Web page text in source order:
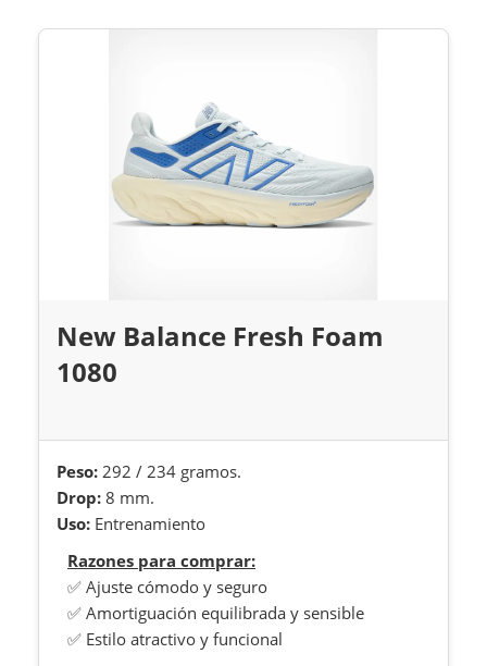
New Balance Fresh Foam
1080
Peso: 292 / 234 gramos.
Drop: 8 mm.
Uso: Entrenamiento
Razones para comprar:
✅ Ajuste cómodo y seguro
✅ Amortiguación equilibrada y sensible
✅ Estilo atractivo y funcional